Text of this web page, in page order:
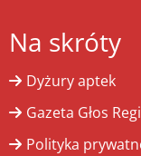
Na skróty
Dyżury aptek
Gazeta Głos
Polityka